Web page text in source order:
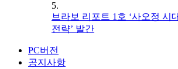
5.
브라보 리포트 1호 ‘사오정 시
전략’ 발간
PC버전
공지사항